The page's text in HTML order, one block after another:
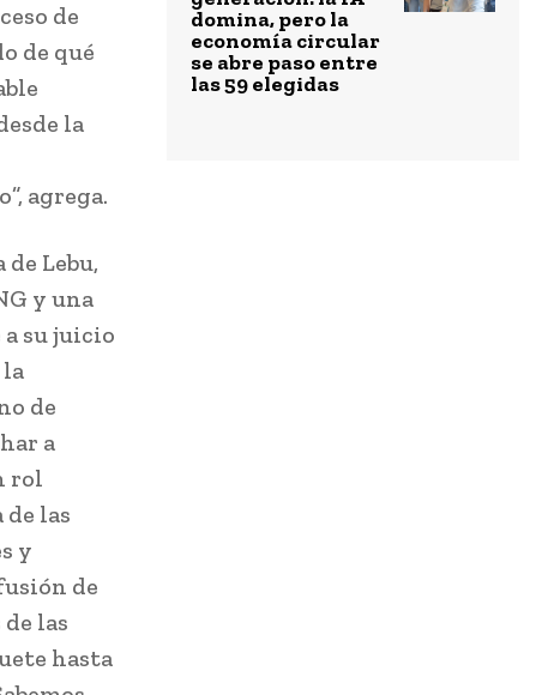
de
de qué
la
agrega.
Lebu,
y una
a su juicio
de
a
rol
las
y
de
las
hasta
domina, pero la
economía circular
se abre paso entre
las 59 elegidas